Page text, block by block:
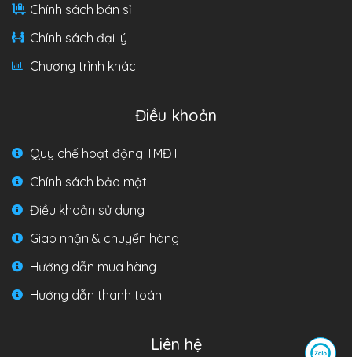
Chính sách bán sỉ
Chính sách đại lý
Chương trình khác
Điều khoản
Quy chế hoạt động TMĐT
Chính sách bảo mật
Điều khoản sử dụng
Giao nhận & chuyển hàng
Hướng dẫn mua hàng
Hướng dẫn thanh toán
Liên hệ